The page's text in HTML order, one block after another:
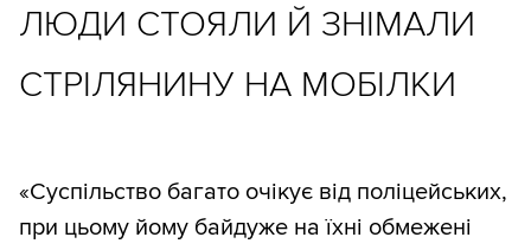
ЛЮДИ СТОЯЛИ Й ЗНІМАЛИ
СТРІЛЯНИНУ НА МОБІЛКИ
«Суспільство багато очікує від поліцейських,
при цьому йому байдуже на їхні обмежені